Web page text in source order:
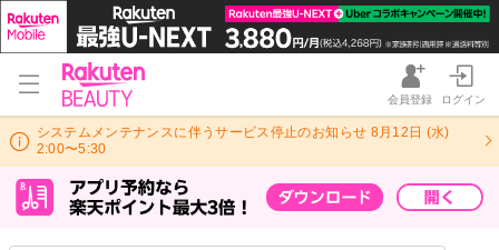
会員登録 ログイン
システムメンテナンスに伴うサービス停止のお知らせ 8月12日 (水)
2:00〜5:30